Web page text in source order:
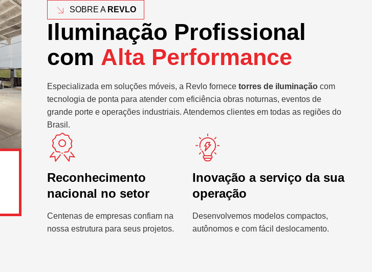
SOBRE A REVLO
Iluminação Profissional
com Alta Performance
Especializada em soluções móveis, a Revlo fornece torres de iluminação com
tecnologia de ponta para atender com eficiência obras noturnas, eventos de
grande porte e operações industriais. Atendemos clientes em todas as regiões do
Brasil.
Reconhecimento
nacional no setor
Centenas de empresas confiam na
nossa estrutura para seus projetos.
Inovação a serviço da sua
operação
Desenvolvemos modelos compactos,
autônomos e com fácil deslocamento.